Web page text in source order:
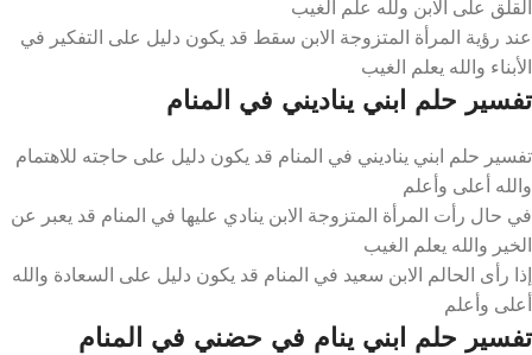
القلق على الابن ولله علم الغيب
عند رؤية المرأة المتزوجة الابن سقط قد يكون دليل على التفكير في
الأبناء والله يعلم الغيب
تفسير حلم ابني يناديني في المنام
تفسير حلم ابني يناديني في المنام قد يكون دليل على حاجته للاهتمام
والله أعلى وأعلم
في حال رأت المرأة المتزوجة الابن ينادي عليها في المنام قد يعبر عن
الخير والله يعلم الغيب
إذا رأى الحالم الابن سعيد في المنام قد يكون دليل على السعادة والله
أعلى وأعلم
تفسير حلم ابني ينام في حضني في المنام